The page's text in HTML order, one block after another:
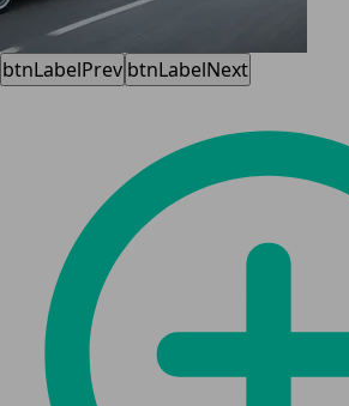
btnLabelPrev btnLabelNext